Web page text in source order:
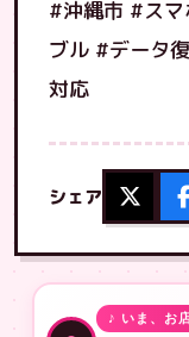
#沖縄市 #ス
ブル #データ
対応
シェア
♪ いま、お